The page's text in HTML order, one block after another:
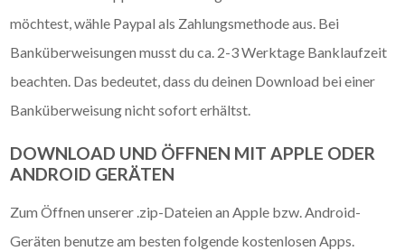
möchtest, wähle Paypal als Zahlungsmethode aus. Bei
Banküberweisungen musst du ca. 2-3 Werktage Banklaufzeit
beachten. Das bedeutet, dass du deinen Download bei einer
Banküberweisung nicht sofort erhältst.
DOWNLOAD UND ÖFFNEN MIT APPLE ODER
ANDROID GERÄTEN
Zum Öffnen unserer .zip-Dateien an Apple bzw. Android-
Geräten benutze am besten folgende kostenlosen Apps.